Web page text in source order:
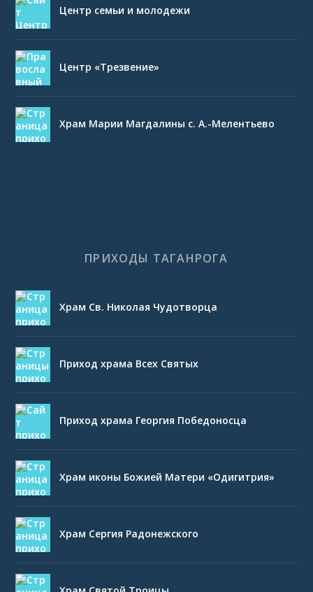
Центр семьи и молодежи
Центр «Трезвение»
Храм Марии Магдалины с. А.-Мелентьево
ПРИХОДЫ ТАГАНРОГА
Храм Св. Николая Чудотворца
Приход храма Всех Святых
Приход храма Георгия Победоносца
Храм иконы Божией Матери «Одигитрия»
Храм Сергия Радонежского